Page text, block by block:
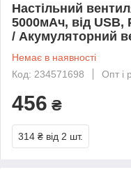
Настільний
5000мАч, від USB,
/ Акумуляторний
Немає в наявності
Код: 234571698
Опт і
456 ₴
314 ₴ від 2 шт.